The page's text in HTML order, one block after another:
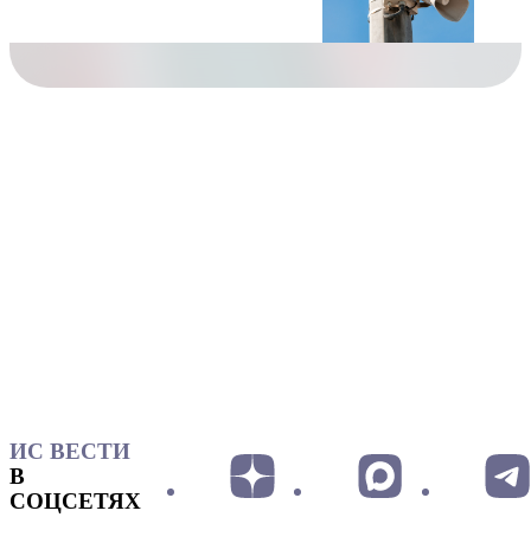
ИС ВЕСТИ
В
СОЦСЕТЯХ